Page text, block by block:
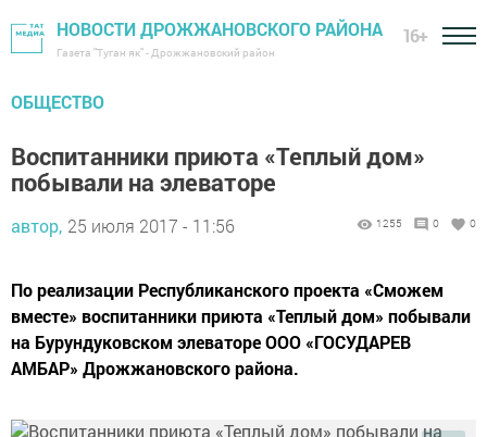
НОВОСТИ ДРОЖЖАНОВСКОГО РАЙОНА
Газета "Туган як" - Дрожжановский район
16+
ОБЩЕСТВО
Воспитанники приюта «Теплый дом»
побывали на элеваторе
автор, 25 июля 2017 - 11:56 1255 0 0
По реализации Республиканского проекта «Сможем
вместе» воспитанники приюта «Теплый дом» побывали
на Бурундуковском элеваторе ООО «ГОСУДАРЕВ
АМБАР» Дрожжановского района.